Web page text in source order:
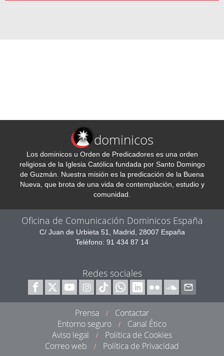
dominicos
Los dominicos u Orden de Predicadores es una orden
religiosa de la Iglesia Católica fundada por Santo Domingo
de Guzmán. Nuestra misión es la predicación de la Buena
Nueva, que brota de una vida de contemplación, estudio y
comunidad.
Oficina de Comunicación Dominicos España
C/ Juan de Urbieta 51, Madrid, 28007 España
Teléfono: 91 434 87 14
Redes sociales
Prensa /
Contactar
Entorno seguro
/
Canal Ético
Aviso legal
/
Política de Cookies
Correo web
/ Política de Privacidad